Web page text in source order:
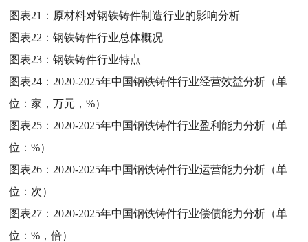
图表21： 原材料对钢铁铸件制造行业的影响分析
图表22：钢铁铸件行业总体概况
图表23：钢铁铸件行业特点
图表24： 2020-2025年中国钢铁铸件行业经营效益分析（单
位：家，万元，%）
图表25： 2020-2025年中国钢铁铸件行业盈利能力分析（单
位：%）
图表26： 2020-2025年中国钢铁铸件行业运营能力分析（单
位：次）
图表27： 2020-2025年中国钢铁铸件行业偿债能力分析（单
位：%，倍）